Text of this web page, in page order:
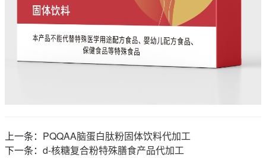
上一条： PQQAA脑蛋白肽粉固体饮料代加工
下一条： d-核糖复合粉特殊膳食产品代加工